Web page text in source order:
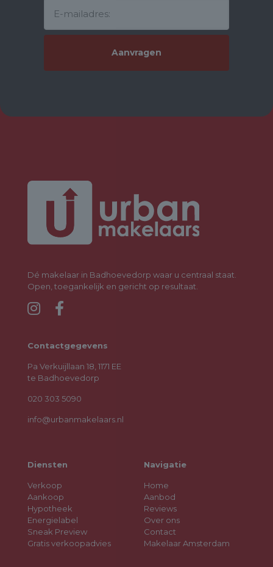
- Tuinaanleg (Sijmons).
- Notaris: naar keuze koper, mits koopakte conform Model Ring
- Vraagprijs: € 625.000,- kosten koper.
luxe is afgewerkt en klaar voor de toekomst? Dan is de
Dé makelaar in Badhoevedorp waar u centraal staat.
Open, toegankelijk en gericht op resultaat.
Contactgegevens
Pa Verkuijllaan 18, 1171 EE
te Badhoevedorp
020 303 5090
info@urbanmakelaars.nl
Diensten
Verkoop
Aankoop
Hypotheek
Energielabel
Sneak Preview
Gratis verkoopadvies
Navigatie
Home
Aanbod
Reviews
Over ons
Contact
Makelaar Amsterdam